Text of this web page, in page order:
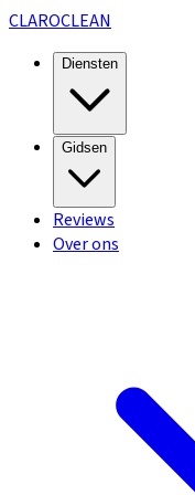
CLAROCLEAN
Diensten
Gidsen
Reviews
Over ons